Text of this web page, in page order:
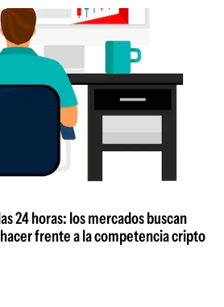
24 horas: los mercados buscan
frente a la competencia cripto